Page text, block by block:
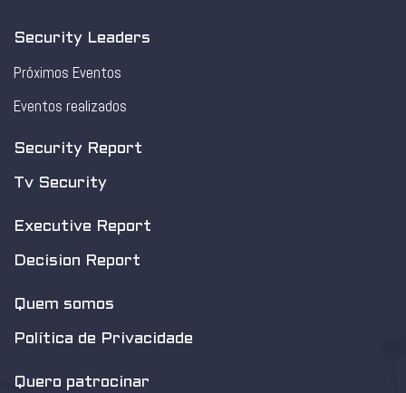
Security Leaders
Próximos Eventos
Eventos realizados
Security Report
Tv Security
Executive Report
Decision Report
Quem somos
Política de Privacidade
Quero patrocinar